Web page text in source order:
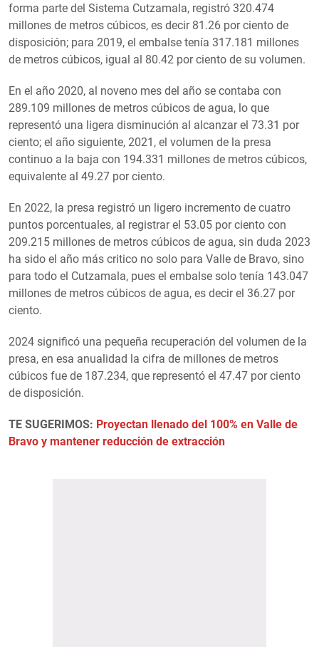
forma parte del Sistema Cutzamala, registró 320.474
millones de metros cúbicos, es decir 81.26 por ciento de
disposición; para 2019, el embalse tenía 317.181 millones
de metros cúbicos, igual al 80.42 por ciento de su volumen.
En el año 2020, al noveno mes del año se contaba con
289.109 millones de metros cúbicos de agua, lo que
representó una ligera disminución al alcanzar el 73.31 por
ciento; el año siguiente, 2021, el volumen de la presa
continuo a la baja con 194.331 millones de metros cúbicos,
equivalente al 49.27 por ciento.
En 2022, la presa registró un ligero incremento de cuatro
puntos porcentuales, al registrar el 53.05 por ciento con
209.215 millones de metros cúbicos de agua, sin duda 2023
ha sido el año más critico no solo para Valle de Bravo, sino
para todo el Cutzamala, pues el embalse solo tenía 143.047
millones de metros cúbicos de agua, es decir el 36.27 por
ciento.
2024 significó una pequeña recuperación del volumen de la
presa, en esa anualidad la cifra de millones de metros
cúbicos fue de 187.234, que representó el 47.47 por ciento
de disposición.
TE SUGERIMOS: Proyectan llenado del 100% en Valle de
Bravo y mantener reducción de extracción